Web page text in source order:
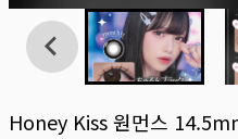
Honey Kiss 원먼스